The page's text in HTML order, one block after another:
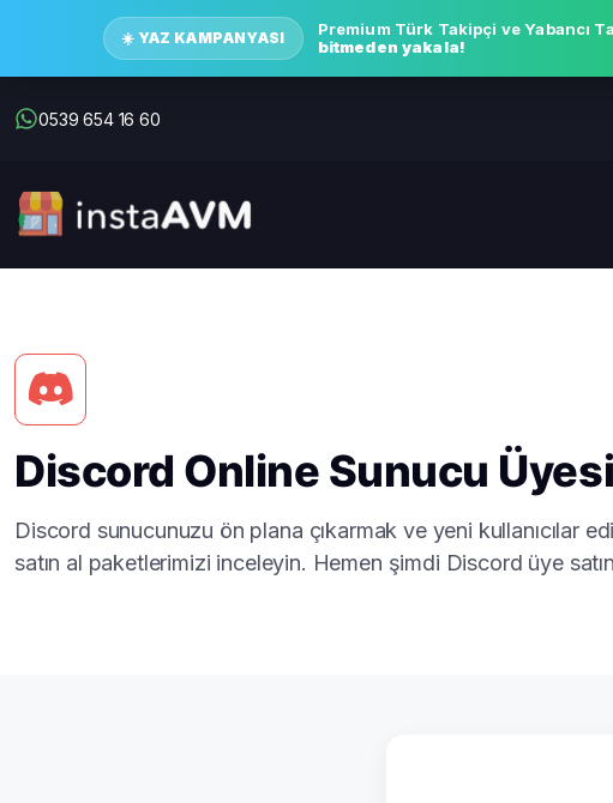
☀️ YAZ KAMPANYASI Premium Türk Takipçi ve Yabancı
bitmeden yakala!
0539 654 16 60
Discord Online Sunucu
Discord sunucunuzu ön plana çıkarmak ve yeni kullanıcılar
satın al paketlerimizi inceleyin. Hemen şimdi Discord üye